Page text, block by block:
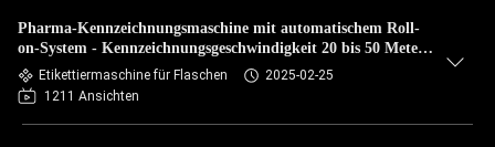
Pharma-Kennzeichnungsmaschine mit automatischem Roll-
on-System - Kennzeichnungsgeschwindigkeit 20 bis 50 Meter
pro Minute
Etikettiermaschine für Flaschen
2025-02-25
1211 Ansichten